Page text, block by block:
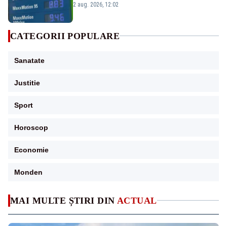
MAI MULTE ȘTIRI DIN ACTUAL
2 aug. 2026, 12:02
CATEGORII POPULARE
Sanatate
Justitie
Sport
Horoscop
Economie
Monden